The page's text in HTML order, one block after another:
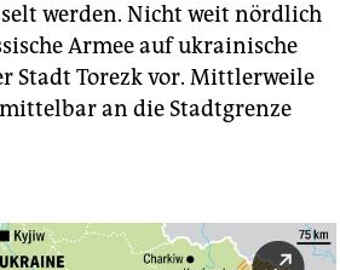
werden. Nicht weit nördlich
Armee auf ukrainische
Stadt Torezk vor. Mittlerweile
an die Stadtgrenze